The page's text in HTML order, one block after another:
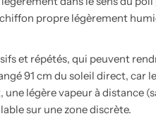
propre légèrement
et répétés, qui peuvent
91 cm du soleil direct, car
légère vapeur à distance
sur une zone discrète.